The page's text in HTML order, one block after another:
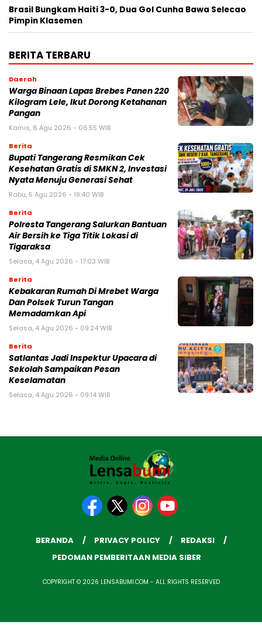
Brasil Bungkam Haiti 3-0, Dua Gol Cunha Bawa Selecao
Pimpin Klasemen
BERITA TERBARU
Daerah
Warga Binaan Lapas Brebes Panen 220
Kilogram Lele, Ikut Dorong Ketahanan
Pangan
Kamis, 6 Agu 2026 - 06:55 WIB
Berita
‎Bupati Tangerang Resmikan Cek
Kesehatan Gratis di SMKN 2, Investasi
Nyata Menuju Generasi Sehat
Rabu, 5 Agu 2026 - 19:40 WIB
Berita
Polresta Tangerang Salurkan Bantuan
Air Bersih ke Tiga Titik Lokasi di
Tigaraksa
Selasa, 4 Agu 2026 - 17:03 WIB
Berita
Kebakaran Rumah Di Mrebet Warga
Dan Polsek Turun Tangan
Memadamkan Api
Selasa, 4 Agu 2026 - 09:24 WIB
Berita
Satlantas Jadi Inspektur Upacara di
Sekolah Sampaikan Pesan
Keselamatan
Selasa, 4 Agu 2026 - 09:14 WIB
BERANDA PRIVACY POLICY
REDAKSI
PEDOMAN PEMBERITAAN MEDIA SIBER
COPYRIGHT © 2026 LENSABUMI.COM - ALL RIGHTS RESERVED